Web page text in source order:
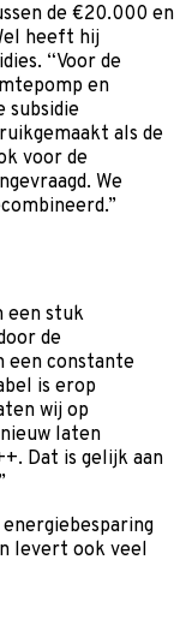
de €20.000 en
heeft hij
“Voor de
en
subsidie
als de
voor de
We
een stuk
de
een constante
is erop
wij op
laten
Dat is gelijk aan
levert ook veel